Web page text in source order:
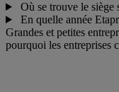
Où se trouve le siège
En quelle année
Grandes et petites
pourquoi les entreprises